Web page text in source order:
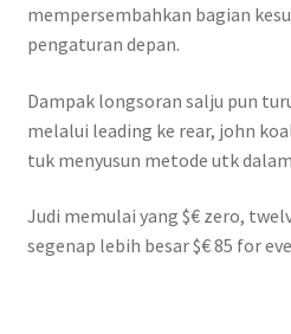
mempersembahkan bagian
pengaturan depan.
Dampak longsoran salju pun
melalui leading ke rear, john
tuk menyusun metode utk
Judi memulai yang $€ zero,
segenap lebih besar $€ 85 for